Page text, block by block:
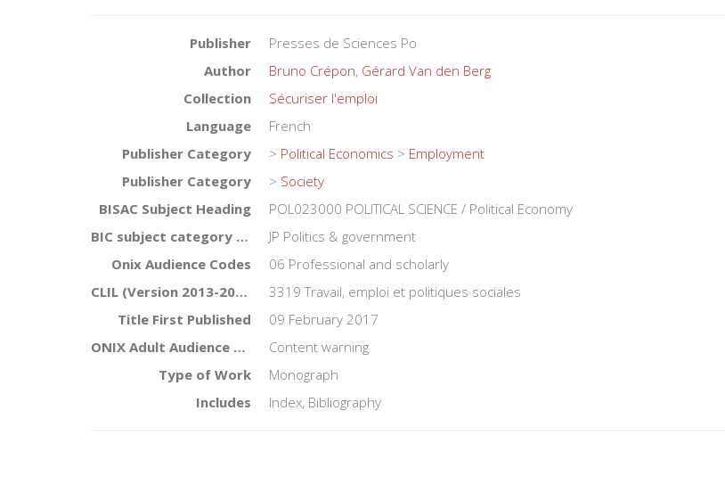
Publisher
Presses de Sciences Po
Author
Bruno Crépon, Gérard Van den Berg
Collection
Sécuriser l'emploi
Language
French
Publisher Category
> Political Economics > Employment
Publisher Category
> Society
BISAC Subject Heading
POL023000 POLITICAL SCIENCE / Political Economy
BIC subject category (UK)
JP Politics & government
Onix Audience Codes
06 Professional and scholarly
CLIL (Version 2013-2019)
3319 Travail, emploi et politiques sociales
Title First Published
09 February 2017
ONIX Adult Audience Rating
Content warning
Type of Work
Monograph
Includes
Index, Bibliography